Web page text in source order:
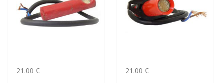
21.00 € 21.00 €